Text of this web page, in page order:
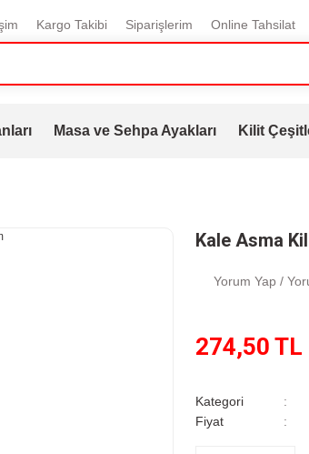
Kargo Takibi Siparişlerim Online Tahsilat
Masa ve Sehpa Ayakları Kilit
Kale Asma
Yorum Yap /
274,50 TL
Kategori
Fiyat